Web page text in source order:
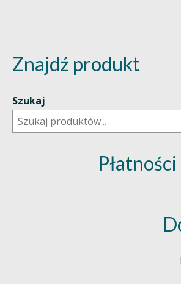
Znajdź produkt
Szukaj
Płatności